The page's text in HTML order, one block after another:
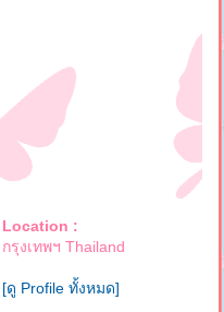
Location :
กรุงเทพฯ Thailand
[ดู Profile ทั้งหมด]